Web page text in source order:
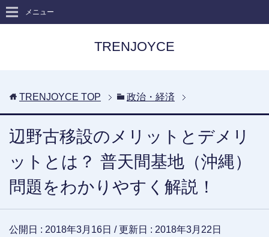
TRENJOYCE
メニュー
TRENJOYCE TOP 政治・経済
辺野古移設のメリットとデメリ
ットとは？ 普天間基地（沖縄）
問題をわかりやすく解説！
公開日 : 2018年3月16日 / 更新日 : 2018年3月22日